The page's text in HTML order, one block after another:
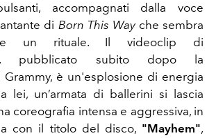
accompagnati dalla voce
di Born This Wayche sembra
un rituale. Il videoclip di
, pubblicato subito dopo la
Grammy, è un'esplosione di energia
lei, un’armata di ballerini si lascia
coreografia intensa e aggressiva, in
con il titolo del disco, "Mayhem",